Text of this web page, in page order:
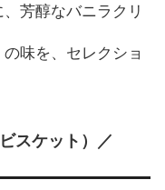
芳醇なバニラクリ
味を、セレクショ
スケット）／